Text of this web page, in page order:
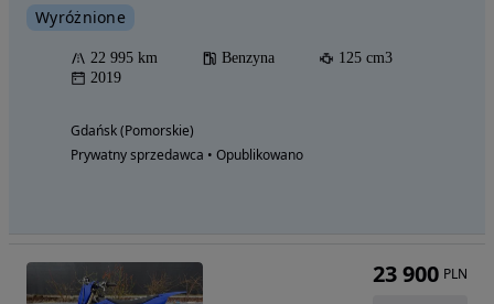
Wyróżnione
22 995 km Benzyna
125 cm3
2019
Gdańsk (Pomorskie)
Prywatny sprzedawca • Opublikowano
23 900 PLN